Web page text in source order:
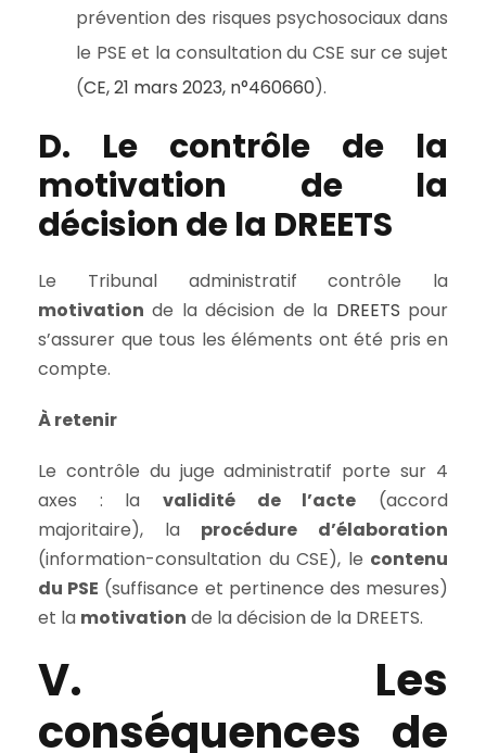
prévention des risques psychosociaux dans
le PSE et la consultation du CSE sur ce sujet
(CE, 21 mars 2023, n°460660).
D. Le contrôle de la
motivation de la
décision de la DREETS
Le Tribunal administratif contrôle la
motivation de la décision de la DREETS pour
s’assurer que tous les éléments ont été pris en
compte.
À retenir
Le contrôle du juge administratif porte sur 4
axes : la validité de l’acte (accord
majoritaire), la procédure d’élaboration
(information-consultation du CSE), le contenu
du PSE (suffisance et pertinence des mesures)
et la motivation de la décision de la DREETS.
V. Les
conséquences de